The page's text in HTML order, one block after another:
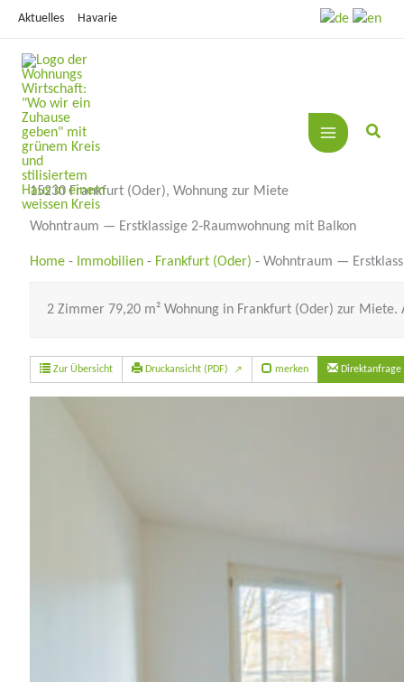
springen
Aktuelles Havarie
15230 Frankfurt (Oder), Wohnung zur Miete
Wohntraum — Erstklassige 2‑Raumwohnung mit Balkon
Home- Immobilien- Frankfurt (Oder) - Wohntraum —
2 Zimmer 79,20 m² Wohnung in Frankfurt (Oder) zur Miete.
Zur Übersicht Druckansicht (PDF) ↗ merken Direktanfrage